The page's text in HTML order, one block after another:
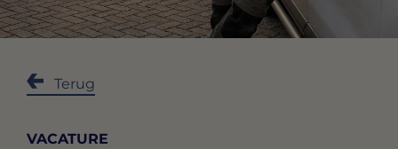
Terug
VACATURE